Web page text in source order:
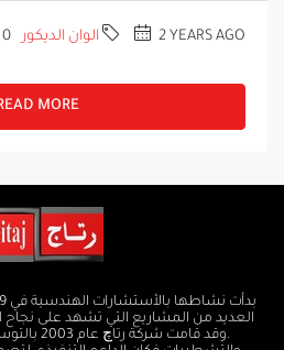
2 YEARS AGO الوان الديكور 0
MORE
العديد من المشاريع التي تشهد على نجاح
.وقد قامت